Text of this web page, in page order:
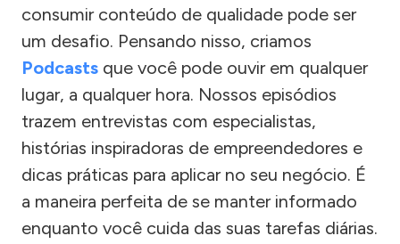
consumir conteúdo de qualidade pode ser
um desafio. Pensando nisso, criamos
Podcasts que você pode ouvir em qualquer
lugar, a qualquer hora. Nossos episódios
trazem entrevistas com especialistas,
histórias inspiradoras de empreendedores e
dicas práticas para aplicar no seu negócio. É
a maneira perfeita de se manter informado
enquanto você cuida das suas tarefas diárias.